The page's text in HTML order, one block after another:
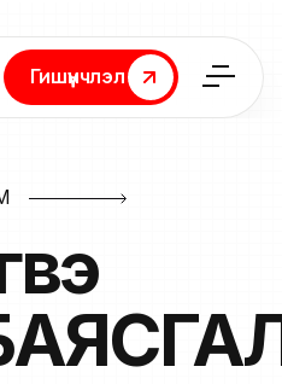
Гишүүнчлэл
Гишүүнчлэл